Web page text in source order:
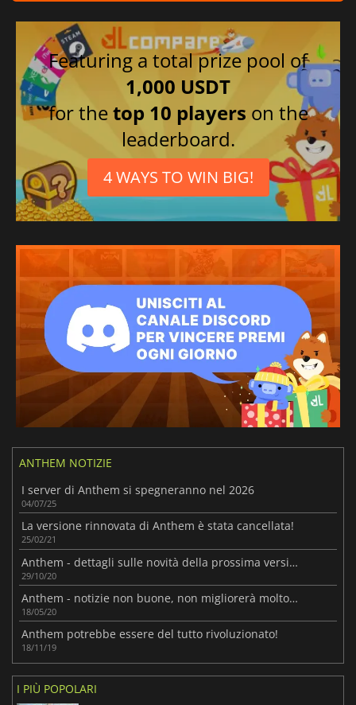
Featuring a total prize pool of
1,000 USDT
for thetop 10 players on the
leaderboard.
4 WAYS TO WIN BIG!
ANTHEM NOTIZIE
I server di Anthem si spegneranno nel 2026
04/07/25
La versione rinnovata di Anthem è stata cancellata!
25/02/21
Anthem - dettagli sulle novità della prossima versione!
29/10/20
Anthem - notizie non buone, non migliorerà molto presto.
18/05/20
Anthem potrebbe essere del tutto rivoluzionato!
18/11/19
I PIÙ POPOLARI